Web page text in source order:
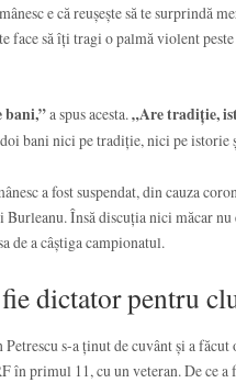
e că reușește să te surprindă
face să îți tragi o palmă violent
bani,”a spus acesta.„Are tradiție,
bani nici pe tradiție, nici pe
a fost suspendat, din cauza
Însă discuția nici măcar
de a câștiga campionatul.
dictator pentru
s-a ținut de cuvânt și a
primul 11, cu un veteran. De ce a